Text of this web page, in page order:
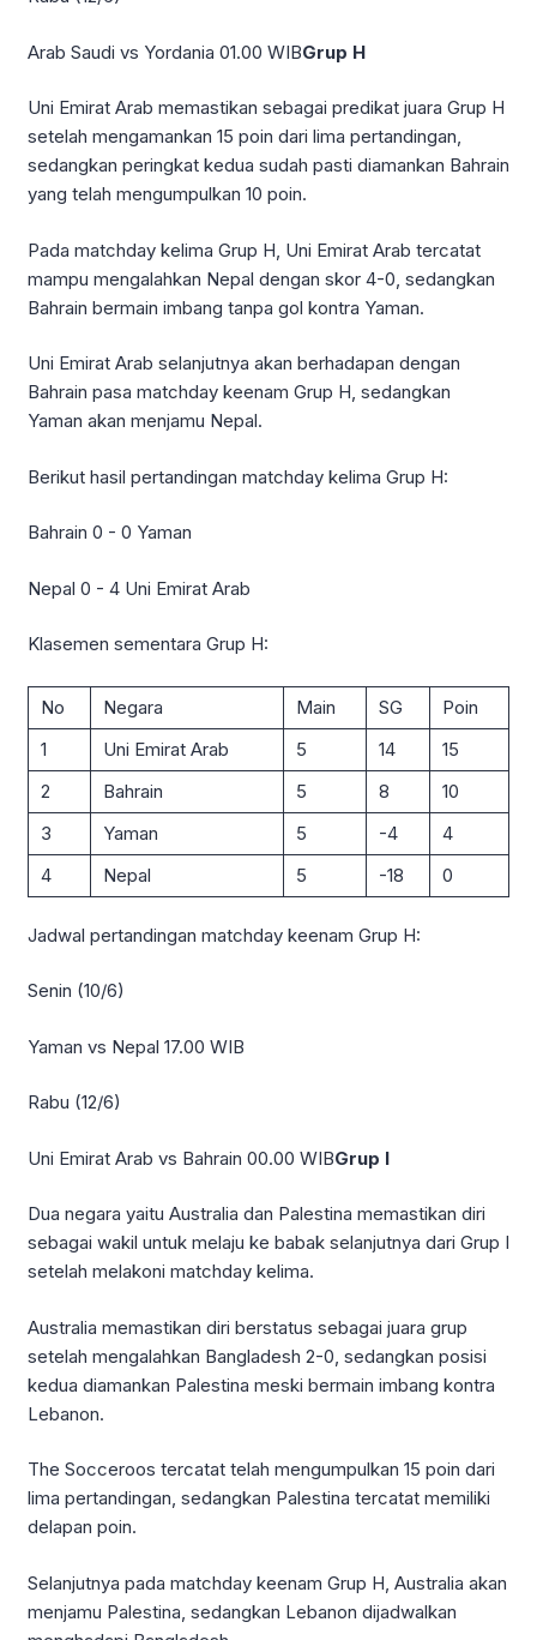
Arab Saudi vs Yordania 01.00 WIBGrup H
Uni Emirat Arab memastikan sebagai predikat juara Grup H
setelah mengamankan 15 poin dari lima pertandingan,
sedangkan peringkat kedua sudah pasti diamankan Bahrain
yang telah mengumpulkan 10 poin.
Pada matchday kelima Grup H, Uni Emirat Arab tercatat
mampu mengalahkan Nepal dengan skor 4-0, sedangkan
Bahrain bermain imbang tanpa gol kontra Yaman.
Uni Emirat Arab selanjutnya akan berhadapan dengan
Bahrain pasa matchday keenam Grup H, sedangkan
Yaman akan menjamu Nepal.
Berikut hasil pertandingan matchday kelima Grup H:
Bahrain 0 - 0 Yaman
Nepal 0 - 4 Uni Emirat Arab
Klasemen sementara Grup H:
No Negara Main SG
Poin
1
Uni Emirat Arab 5 14
15
2
Bahrain 5 8
10
3
Yaman 5 -4
4
4
Nepal 5 -18 0
Jadwal pertandingan matchday keenam Grup H:
Senin (10/6)
Yaman vs Nepal 17.00 WIB
Rabu (12/6)
Uni Emirat Arab vs Bahrain 00.00 WIBGrup I
Dua negara yaitu Australia dan Palestina memastikan diri
sebagai wakil untuk melaju ke babak selanjutnya dari Grup I
setelah melakoni matchday kelima.
Australia memastikan diri berstatus sebagai juara grup
setelah mengalahkan Bangladesh 2-0, sedangkan posisi
kedua diamankan Palestina meski bermain imbang kontra
Lebanon.
The Socceroos tercatat telah mengumpulkan 15 poin dari
lima pertandingan, sedangkan Palestina tercatat memiliki
delapan poin.
Selanjutnya pada matchday keenam Grup H, Australia akan
menjamu Palestina, sedangkan Lebanon dijadwalkan